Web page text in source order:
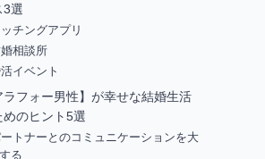
3選
チングアプリ
相談所
イベント
ラフォー男性】が幸せな結婚生活
めのヒント5選
トナーとのコミュニケーションを大
る